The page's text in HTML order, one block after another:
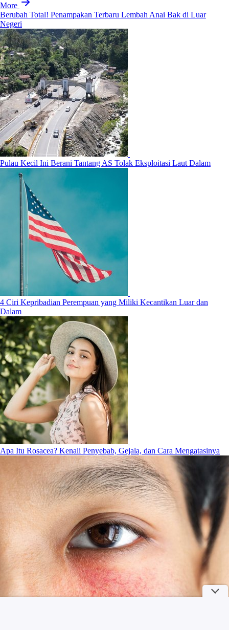
More
Berubah Total! Penampakan Terbaru Lembah Anai Bak di Luar
Negeri
Pulau Kecil Ini Berani Tantang AS Tolak Eksploitasi Laut Dalam
4 Ciri Kepribadian Perempuan yang Miliki Kecantikan Luar dan
Dalam
Apa Itu Rosacea? Kenali Penyebab, Gejala, dan Cara Mengatasinya